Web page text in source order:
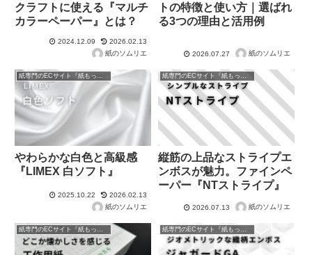
クラフトに使える『マルチ
カラーペーパー』とは？
2024.12.09
2026.02.13
紙のソムリエ
トの特徴と使い方｜選ばれ
る3つの理由と活用例
2026.07.27 紙のソムリエ
紙専門のECサイト『紙もっと！』の商品紹介！
やわらかな白色と高級感
『LIMEX 白ソフト』
2025.10.22
2026.02.13
紙のソムリエ
紙専門のECサイト『紙もっと！』の商品紹介！
縦筋の上品なストライプエ
ンボスが魅力。ファインペ
ーパー『NTストライプ』
2026.07.13 紙のソムリエ
紙専門のECサイト『紙もっと！』の商品紹介！ 紙専門のECサイト『紙もっと！』の商品紹介！